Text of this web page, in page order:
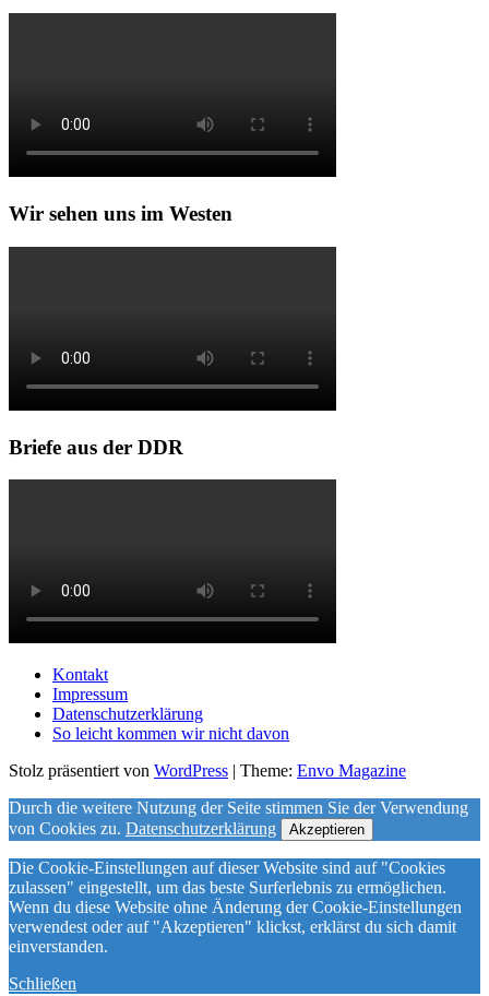
Wir sehen uns im Westen
Briefe aus der DDR
Kontakt
Impressum
Datenschutzerklärung
So leicht kommen wir nicht davon
Stolz präsentiert von WordPress | Theme: Envo Magazine
Durch die weitere Nutzung der Seite stimmen Sie der Verwendung
von Cookies zu. Datenschutzerklärung Akzeptieren
Die Cookie-Einstellungen auf dieser Website sind auf "Cookies
zulassen" eingestellt, um das beste Surferlebnis zu ermöglichen.
Wenn du diese Website ohne Änderung der Cookie-Einstellungen
verwendest oder auf "Akzeptieren" klickst, erklärst du sich damit
einverstanden.
Schließen